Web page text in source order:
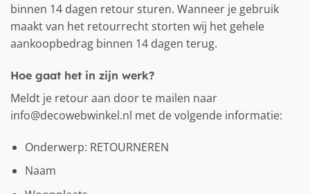
binnen 14 dagen retour sturen. Wanneer je gebruik
maakt van het retourrecht storten wij het gehele
aankoopbedrag binnen 14 dagen terug.
Hoe gaat het in zijn werk?
Meldt je retour aan door te mailen naar
info@decowebwinkel.nl met de volgende informatie:
Onderwerp: RETOURNEREN
Naam